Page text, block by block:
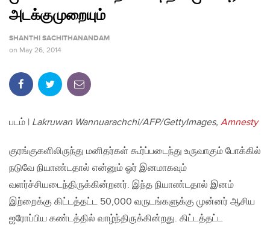
அடக்குமுறையும்
SHANTHI SACHITHANANDAM
on May 26, 2014
படம் | Lakruwan Wannuarachchi/AFP/GettyImages, Amnesty
குரங்குகளிலிருந்து மனிதர்கள் கூர்ப்படைந்து உருவாகும் போக்கில்
நடுவே நியாண்டதால் என்னும் ஓர் இனமாகவும்
வளர்ச்சியடைந்திருக்கின்றனர். இந்த நியாண்டதால் இனம்
இற்றைக்கு கிட்டத்தட்ட 50,000 வருடங்களுக்கு முன்னர் ஆசிய
ஐரோப்பிய கண்டத்தில் வாழ்ந்திருக்கின்றது. கிட்டத்தட்ட